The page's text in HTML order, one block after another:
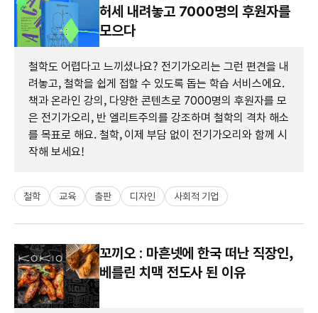
허세 내려놓고 7000명의 후원자를
모으다
철학도 어렵다고 느끼셨나요? 전기가오리는 그런 편견을 내
려놓고, 철학을 쉽게 접할 수 있도록 돕는 학습 서비스에요.
책과 온라인 강의, 다양한 콘텐츠로 7000명의 후원자를 모
은 전기가오리, 반 엘리트주의를 강조하며 철학의 격차 해소
를 목표로 해요. 철학, 이제 부담 없이 전기가오리와 함께 시
작해 보세요!
철학 교육 출판 디자인 사회적 기업
꼬끼오 : 마흔넷에 한국 떠난 직장인,
베를린 치맥 전도사 된 이유